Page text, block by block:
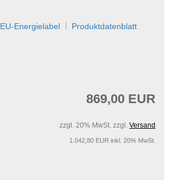
EU-Energielabel Produktdatenblatt
869,00 EUR
zzgl. 20% MwSt. zzgl. Versand
1.042,80 EUR inkl. 20% MwSt.